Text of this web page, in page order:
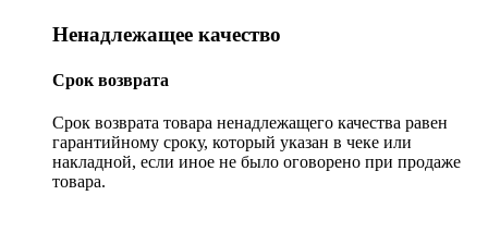
Ненадлежащее качество
Срок возврата
Срок возврата товара ненадлежащего качества равен
гарантийному сроку, который указан в чеке или
накладной, если иное не было оговорено при продаже
товара.